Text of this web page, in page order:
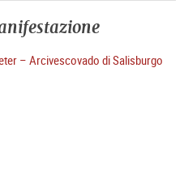
– Arcivescovado di Salisburgo